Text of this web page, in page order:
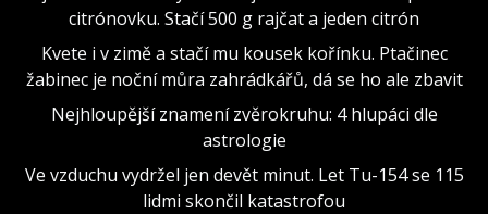
citrónovku. Stačí 500 g rajčat a jeden citrón
Kvete i v zimě a stačí mu kousek kořínku. Ptačinec
žabinec je noční můra zahrádkářů, dá se ho ale zbavit
Nejhloupější znamení zvěrokruhu: 4 hlupáci dle
astrologie
Ve vzduchu vydržel jen devět minut. Let Tu-154 se 115
lidmi skončil katastrofou